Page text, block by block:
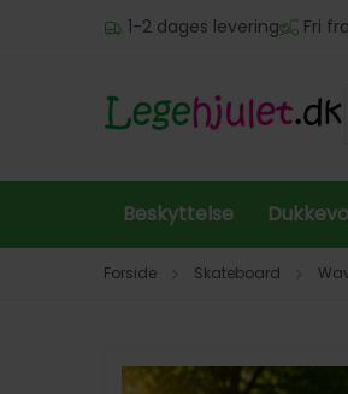
Spring til hovedindhold (tryk på Enter)
1-2 dages levering Fri
Beskyttelse
Forside Skateboard